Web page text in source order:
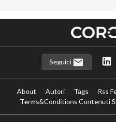
Seguici
About Autori Tags Rss
Terms&Conditions Contenuti